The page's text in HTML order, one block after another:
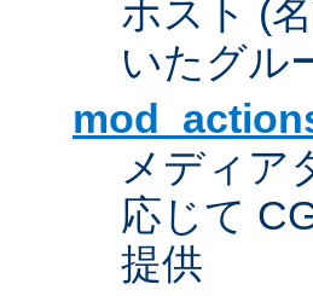
ホスト (
いたグル
メディア
応じて
提供